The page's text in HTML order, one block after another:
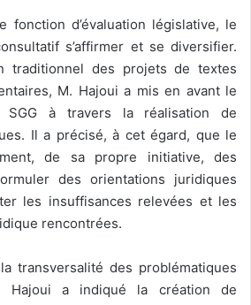
fonction d’évaluation législative, le
s’affirmer et se diversifier.
traditionnel des projets de textes
M. Hajoui a mis en avant le
SGG à travers la réalisation de
Il a précisé, à cet égard, que le
de sa propre initiative, des
des orientations juridiques
les insuffisances relevées et les
rencontrées.
transversalité des problématiques
Hajoui a indiqué la création de